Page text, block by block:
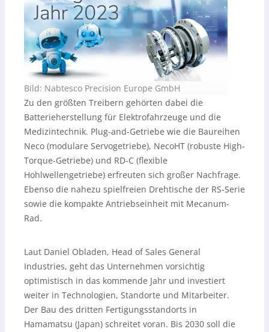
Bild: Nabtesco Precision Europe GmbH
Zu den größten Treibern gehörten dabei die
Batterieherstellung für Elektrofahrzeuge und die
Medizintechnik. Plug-and-Getriebe wie die Baureihen
Neco (modulare Servogetriebe), NecoHT (robuste High-
Torque-Getriebe) und RD-C (flexible
Hohlwellengetriebe) erfreuten sich großer Nachfrage.
Ebenso die nahezu spielfreien Drehtische der RS-Serie
sowie die kompakte Antriebseinheit mit Mecanum-
Rad.
Laut Daniel Obladen, Head of Sales General
Industries, geht das Unternehmen vorsichtig
optimistisch in das kommende Jahr und investiert
weiter in Technologien, Standorte und Mitarbeiter.
Der Bau des dritten Fertigungsstandorts in
Hamamatsu (Japan) schreitet voran. Bis 2030 soll die